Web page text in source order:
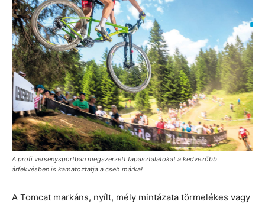
A profi versenysportban megszerzett tapasztalatokat a kedvezőbb
árfekvésben is kamatoztatja a cseh márka!
A Tomcat markáns, nyílt, mély mintázata törmelékes vagy